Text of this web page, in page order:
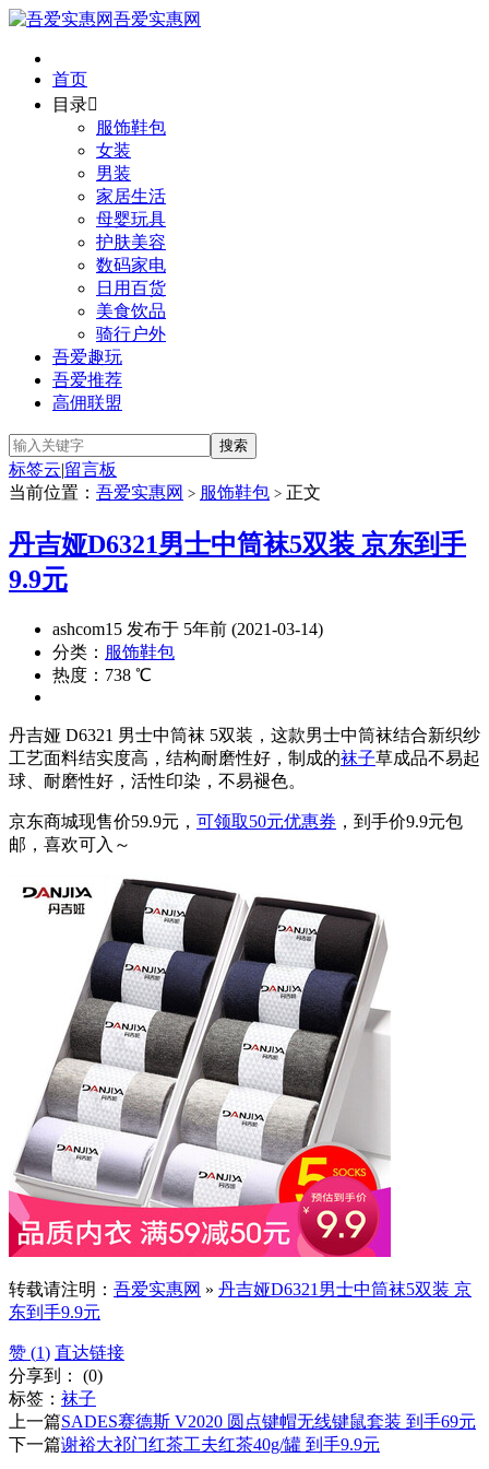
吾爱实惠网
首页
目录
服饰鞋包
女装
男装
家居生活
母婴玩具
护肤美容
数码家电
日用百货
美食饮品
骑行户外
吾爱趣玩
吾爱推荐
高佣联盟
标签云|留言板
当前位置： 吾爱实惠网 > 服饰鞋包 > 正文
丹吉娅D6321男士中筒袜5双装 京东到手
9.9元
ashcom15 发布于 5年前 (2021-03-14)
分类： 服饰鞋包
热度：738 ℃
丹吉娅 D6321 男士中筒袜 5双装，这款男士中筒袜结合新织纱
工艺面料结实度高，结构耐磨性好，制成的袜子草成品不易起
球、耐磨性好，活性印染，不易褪色。
京东商城现售价59.9元， 可领取50元优惠券 ，到手价9.9元包
邮，喜欢可入～
转载请注明： 吾爱实惠网 » 丹吉娅D6321男士中筒袜5双装 京
东到手9.9元
赞 (1) 直达链接
分享到： (0)
标签： 袜子
上一篇SADES赛德斯 V2020 圆点键帽无线键鼠套装 到手69元
下一篇谢裕大祁门红茶工夫红茶40g/罐 到手9.9元